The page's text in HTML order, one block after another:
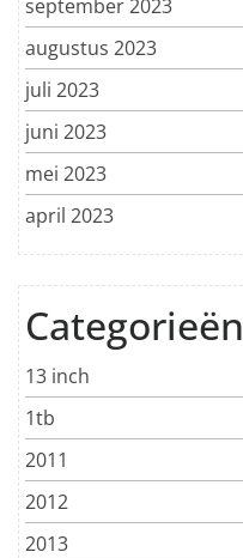
september 2023
augustus 2023
juli 2023
juni 2023
mei 2023
april 2023
Categorieën
13 inch
1tb
2011
2012
2013